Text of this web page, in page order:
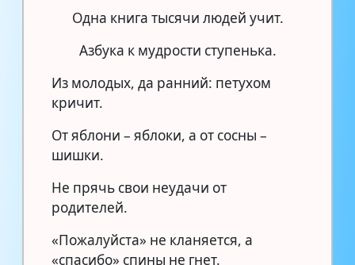
Одна книга тысячи людей учит.
Азбука к мудрости ступенька.
Из молодых, да ранний: петухом
кричит.
От яблони – яблоки, а от сосны –
шишки.
Не прячь свои неудачи от
родителей.
«Пожалуйста» не кланяется, а
«спасибо» спины не гнет.